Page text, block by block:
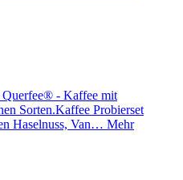
Querfee® - Kaffee mit
Sorten.Kaffee Probierset
Haselnuss, Van… Mehr